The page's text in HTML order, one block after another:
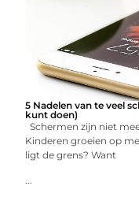
5 Nadelen van te veel
kunt doen)
Schermen zijn niet
Kinderen groeien op
ligt de grens? Want
...